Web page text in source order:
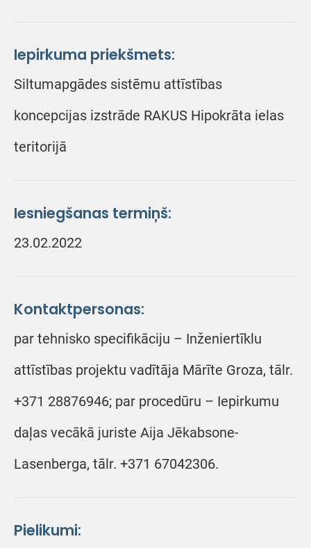
Iepirkuma priekšmets:
Siltumapgādes sistēmu attīstības
koncepcijas izstrāde RAKUS Hipokrāta ielas
teritorijā
Iesniegšanas termiņš:
23.02.2022
Kontaktpersonas:
par tehnisko specifikāciju – Inženiertīklu
attīstības projektu vadītāja Mārīte Groza, tālr.
+371 28876946; par procedūru – Iepirkumu
daļas vecākā juriste Aija Jēkabsone-
Lasenberga, tālr. +371 67042306.
Pielikumi: